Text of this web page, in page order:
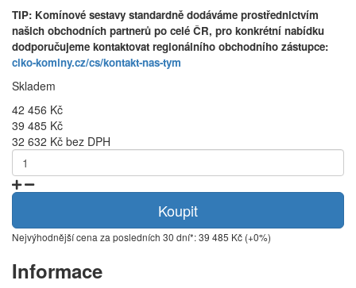
TIP: Komínové sestavy standardně dodáváme prostřednictvím
našich obchodních partnerů po celé ČR, pro konkrétní nabídku
dodporučujeme kontaktovat regionálního obchodního zástupce:
ciko-kominy.cz/cs/kontakt-nas-tym
Skladem
42 456 Kč
39 485 Kč
32 632 Kč bez DPH
Koupit
Nejvýhodnější cena za posledních 30 dní*: 39 485 Kč (+0%)
Informace